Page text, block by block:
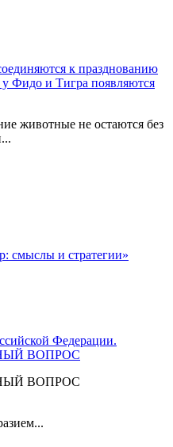
к празднованию
Фидо и Тигра появляются
не остаются без
смыслы и стратегии»
Федерации.
ВОПРОС
ВОПРОС